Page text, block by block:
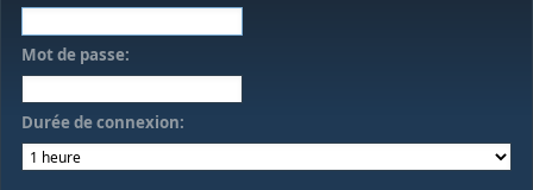
Mot de passe:
Durée de connexion: